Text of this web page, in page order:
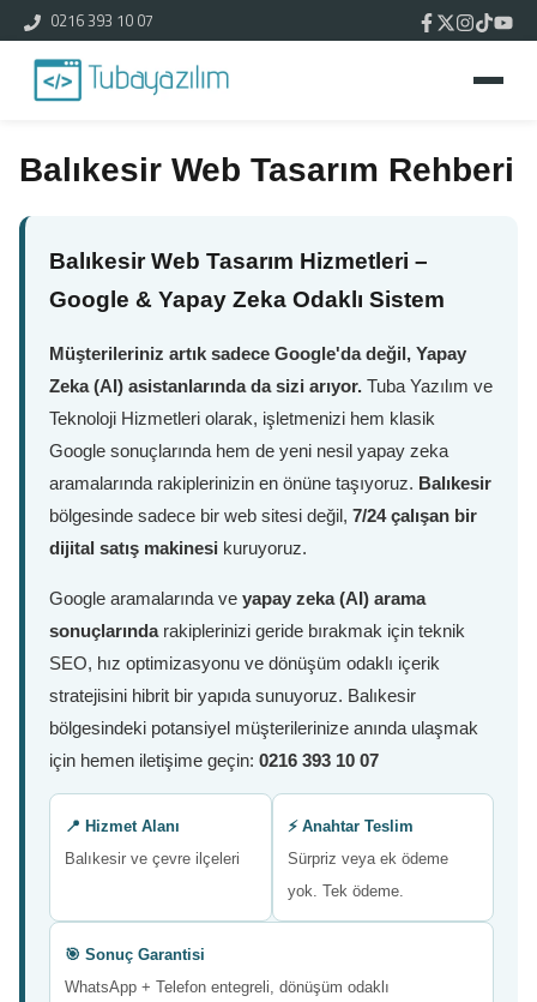
0216 393 10 07
Balıkesir Web Tasarım Rehberi
Balıkesir Web Tasarım Hizmetleri –
Google & Yapay Zeka Odaklı Sistem
Müşterileriniz artık sadece Google'da değil, Yapay
Zeka (AI) asistanlarında da sizi arıyor. Tuba Yazılım ve
Teknoloji Hizmetleri olarak, işletmenizi hem klasik
Google sonuçlarında hem de yeni nesil yapay zeka
aramalarında rakiplerinizin en önüne taşıyoruz. Balıkesir
bölgesinde sadece bir web sitesi değil, 7/24 çalışan bir
dijital satış makinesi kuruyoruz.
Google aramalarında ve yapay zeka (AI) arama
sonuçlarındarakiplerinizi geride bırakmak için teknik
SEO, hız optimizasyonu ve dönüşüm odaklı içerik
stratejisini hibrit bir yapıda sunuyoruz. Balıkesir
bölgesindeki potansiyel müşterilerinize anında ulaşmak
için hemen iletişime geçin: 0216 393 10 07
📍 Hizmet Alanı
Balıkesir ve çevre ilçeleri
⚡ Anahtar Teslim
Sürpriz veya ek ödeme
yok. Tek ödeme.
🎯 Sonuç Garantisi
WhatsApp + Telefon entegreli, dönüşüm odaklı